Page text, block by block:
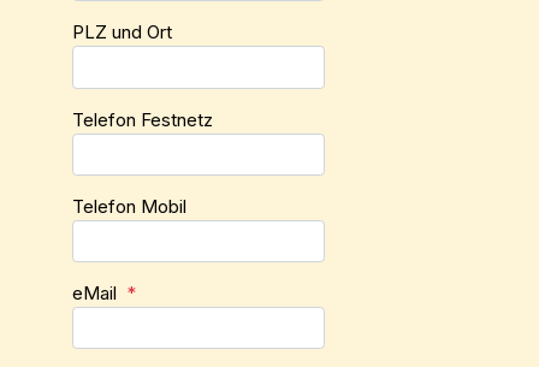
PLZ und Ort
Telefon Festnetz
Telefon Mobil
eMail *